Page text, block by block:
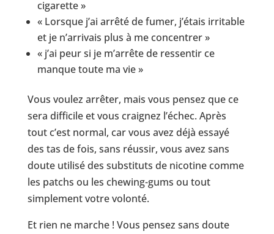
cigarette »
« Lorsque j’ai arrêté de fumer, j’étais irritable
et je n’arrivais plus à me concentrer »
« j’ai peur si je m’arrête de ressentir ce
manque toute ma vie »
Vous voulez arrêter, mais vous pensez que ce
sera difficile et vous craignez l’échec. Après
tout c’est normal, car vous avez déjà essayé
des tas de fois, sans réussir, vous avez sans
doute utilisé des substituts de nicotine comme
les patchs ou les chewing-gums ou tout
simplement votre volonté.
Et rien ne marche ! Vous pensez sans doute